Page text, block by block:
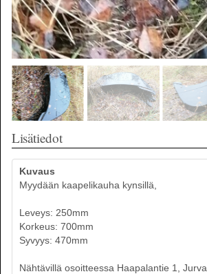
Lisätiedot
Kuvaus
Myydään kaapelikauha kynsillä,
Leveys: 250mm
Korkeus: 700mm
Syvyys: 470mm
Nähtävillä osoitteessa Haapalantie 1, Jurva